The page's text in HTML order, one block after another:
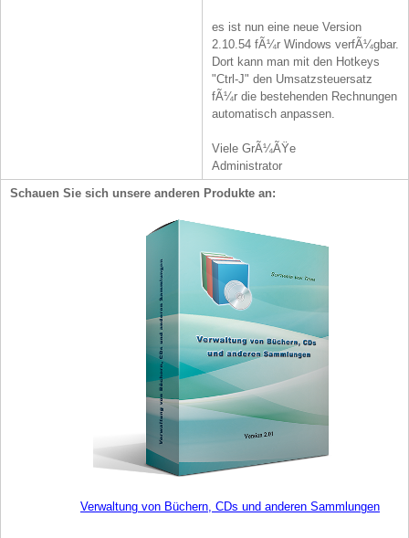
es ist nun eine neue Version
2.10.54 fÃ¼r Windows verfÃ¼gbar.
Dort kann man mit den Hotkeys
"Ctrl-J" den Umsatzsteuersatz
fÃ¼r die bestehenden Rechnungen
automatisch anpassen.
Viele GrÃ¼ÃŸe
Administrator
Schauen Sie sich unsere anderen Produkte an:
Verwaltung von Büchern, CDs und anderen Sammlungen